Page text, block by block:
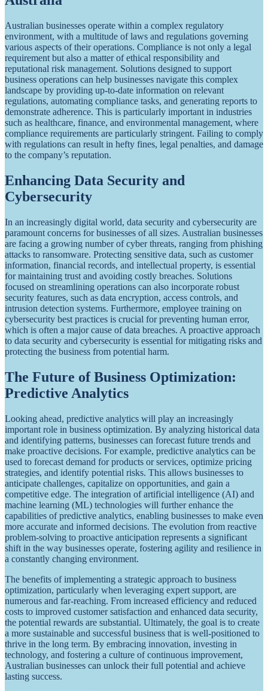
Australian businesses operate within a complex regulatory
environment, with a multitude of laws and regulations governing
various aspects of their operations. Compliance is not only a legal
requirement but also a matter of ethical responsibility and
reputational risk management. Solutions designed to support
business operations can help businesses navigate this complex
landscape by providing up-to-date information on relevant
regulations, automating compliance tasks, and generating reports to
demonstrate adherence. This is particularly important in industries
such as healthcare, finance, and environmental management, where
compliance requirements are particularly stringent. Failing to comply
with regulations can result in hefty fines, legal penalties, and damage
to the company’s reputation.
Enhancing Data Security and
Cybersecurity
In an increasingly digital world, data security and cybersecurity are
paramount concerns for businesses of all sizes. Australian businesses
are facing a growing number of cyber threats, ranging from phishing
attacks to ransomware. Protecting sensitive data, such as customer
information, financial records, and intellectual property, is essential
for maintaining trust and avoiding costly breaches. Solutions
focused on streamlining operations can also incorporate robust
security features, such as data encryption, access controls, and
intrusion detection systems. Furthermore, employee training on
cybersecurity best practices is crucial for preventing human error,
which is often a major cause of data breaches. A proactive approach
to data security and cybersecurity is essential for mitigating risks and
protecting the business from potential harm.
The Future of Business Optimization:
Predictive Analytics
Looking ahead, predictive analytics will play an increasingly
important role in business optimization. By analyzing historical data
and identifying patterns, businesses can forecast future trends and
make proactive decisions. For example, predictive analytics can be
used to forecast demand for products or services, optimize pricing
strategies, and identify potential risks. This allows businesses to
anticipate challenges, capitalize on opportunities, and gain a
competitive edge. The integration of artificial intelligence (AI) and
machine learning (ML) technologies will further enhance the
capabilities of predictive analytics, enabling businesses to make even
more accurate and informed decisions. The evolution from reactive
problem-solving to proactive anticipation represents a significant
shift in the way businesses operate, fostering agility and resilience in
a constantly changing environment.
The benefits of implementing a strategic approach to business
optimization, particularly when leveraging expert support, are
numerous and far-reaching. From increased efficiency and reduced
costs to improved customer satisfaction and enhanced data security,
the potential rewards are substantial. Ultimately, the goal is to create
a more sustainable and successful business that is well-positioned to
thrive in the long term. By embracing innovation, investing in
technology, and fostering a culture of continuous improvement,
Australian businesses can unlock their full potential and achieve
lasting success.